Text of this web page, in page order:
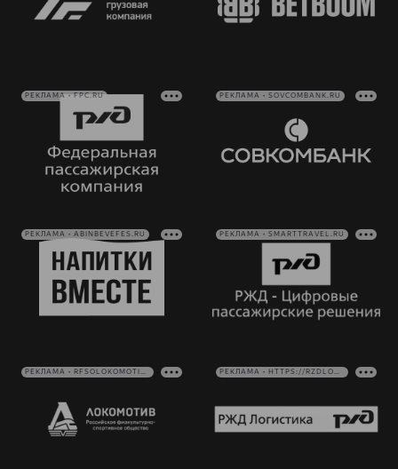
РЕКЛАМА • FPC.RU РЕКЛАМА • SOVCOMBANK.RU
РЕКЛАМА • ABINBEVEFES.RU РЕКЛАМА • SMARTTRAVEL.RU
РЕКЛАМА • RFSOLOKOMOTIV.RU РЕКЛАМА • HTTPS://RZDLOG.RU/